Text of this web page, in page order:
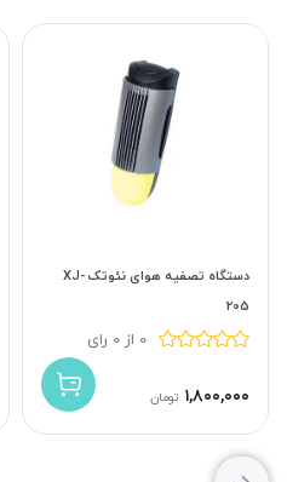
دستگاه تصفیه هوای نئوتک XJ-
205
0 از 0 رای
۱,۸۰۰,۰۰۰ تومان